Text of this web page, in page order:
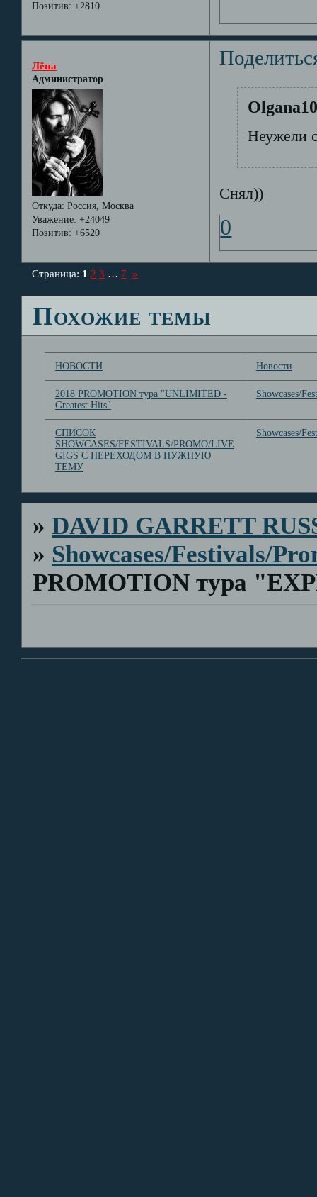
Позитив: +2810
Лёна
Администратор
Откуда: Россия, Москва
Уважение: +24049
Позитив: +6520
Неужели
Снял))
0
Страница: 1 2 3 … 7 »
Похожие темы
НОВОСТИ Новости
2018 PROMOTION тура "UNLIMITED -
Greatest Hits"
Showcases/
СПИСОК
SHOWCASES/FESTIVALS/PROMO/LIVE
GIGS С ПЕРЕХОДОМ В НУЖНУЮ
ТЕМУ
Showcases/
»DAVID GARRETT
» Showcases/Festivals/
PROMOTION тура